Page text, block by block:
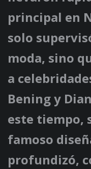
principal en
solo
moda, sino
a
Bening y
este tiempo,
famoso
profundizó,